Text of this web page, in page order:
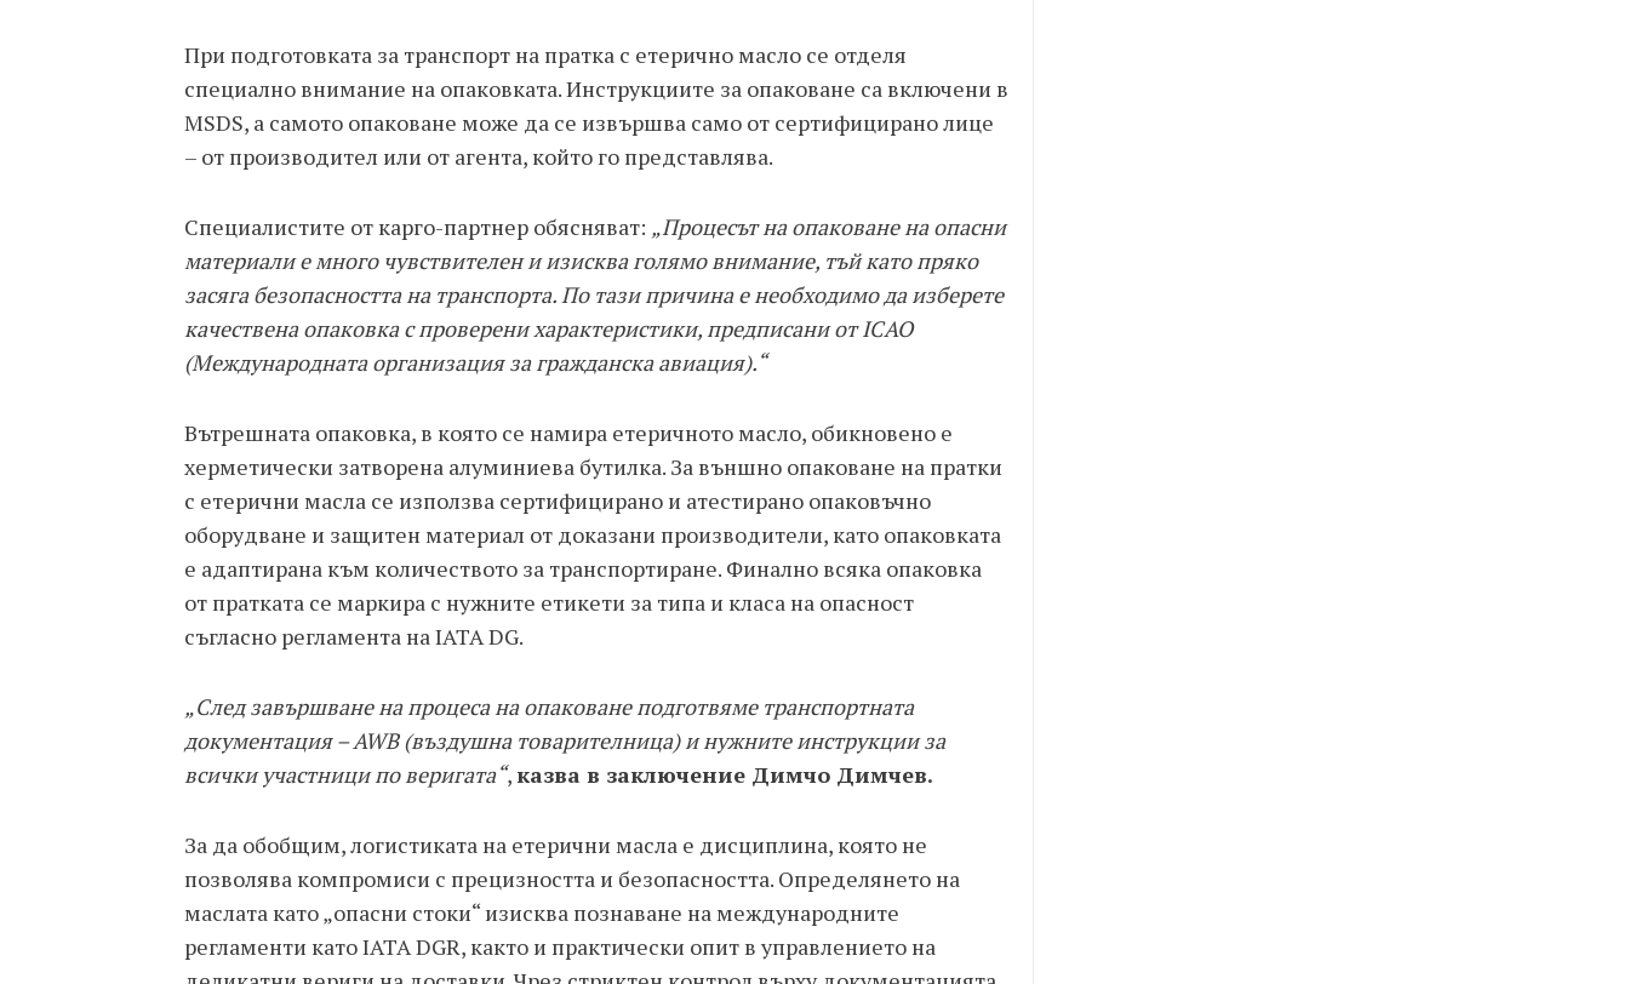
При подготовката за транспорт на пратка с етерично масло се отделя
специално внимание на опаковката. Инструкциите за опаковане са включени в
MSDS, а самото опаковане може да се извършва само от сертифицирано лице
– от производител или от агента, който го представлява.
Специалистите от карго-партнер обясняват: „Процесът на опаковане на опасни
материали е много чувствителен и изисква голямо внимание, тъй като пряко
засяга безопасността на транспорта. По тази причина е необходимо да изберете
качествена опаковка с проверени характеристики, предписани от ICAO
(Международната организация за гражданска авиация).“
Вътрешната опаковка, в която се намира етеричното масло, обикновено е
херметически затворена алуминиева бутилка. За външно опаковане на пратки
с етерични масла се използва сертифицирано и атестирано опаковъчно
оборудване и защитен материал от доказани производители, като опаковката
е адаптирана към количеството за транспортиране. Финално всяка опаковка
от пратката се маркира с нужните етикети за типа и класа на опасност
съгласно регламента на IATA DG.
„След завършване на процеса на опаковане подготвяме транспортната
документация – AWB (въздушна товарителница) и нужните инструкции за
всички участници по веригата“,казва в заключение Димчо Димчев.
За да обобщим, логистиката на етерични масла е дисциплина, която не
позволява компромиси с прецизността и безопасността. Определянето на
маслата като „опасни стоки“ изисква познаване на международните
регламенти като IATA DGR, както и практически опит в управлението на